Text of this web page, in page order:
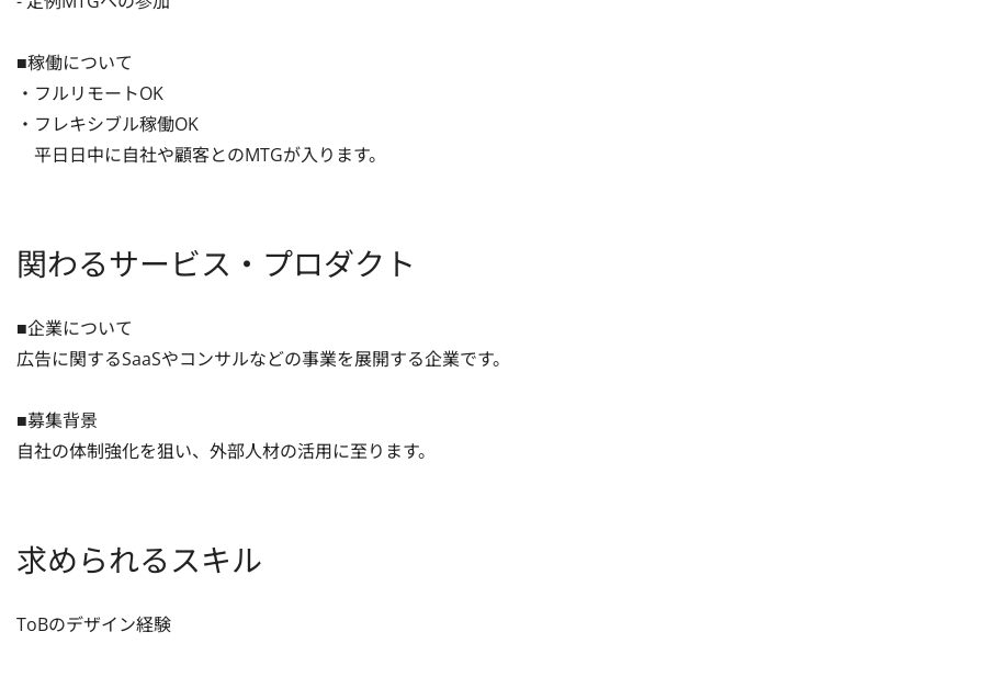
■稼働について
・フルリモートOK
・フレキシブル稼働OK
平日日中に自社や顧客とのMTGが入ります。
関わるサービス・プロダクト
■企業について
広告に関するSaaSやコンサルなどの事業を展開する企業です。
■募集背景
自社の体制強化を狙い、外部人材の活用に至ります。
求められるスキル
ToBのデザイン経験